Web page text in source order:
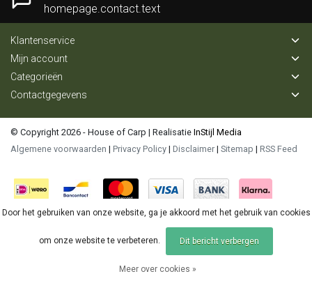
homepage.contact.text
Klantenservice
Mijn account
Categorieën
Contactgegevens
© Copyright 2026 - House of Carp | Realisatie InStijl Media
Algemene voorwaarden | Privacy Policy | Disclaimer | Sitemap | RSS Feed
Door het gebruiken van onze website, ga je akkoord met het gebruik van cookies
om onze website te verbeteren. Dit bericht verbergen
Meer over cookies »